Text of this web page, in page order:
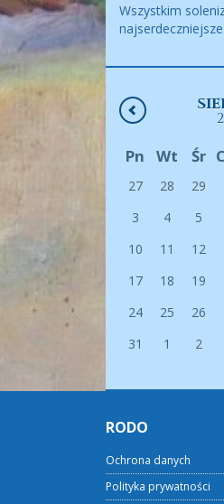
Wszystkim
Pn Wt Śr
27 28 29
3
4 5
10
11 12
17
18 19
24
25 26
31
1 2
RODO
Ochrona danych
Polityka prywatności